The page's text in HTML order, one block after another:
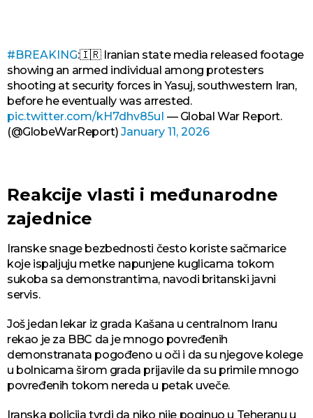
#BREAKING:🇮🇷 Iranian state media released footage
showing an armed individual among protesters
shooting at security forces in Yasuj, southwestern Iran,
before he eventually was arrested.
pic.twitter.com/kH7dhv85uI — Global War Report.
(@GlobeWarReport) January 11, 2026
Reakcije vlasti i međunarodne
zajednice
Iranske snage bezbednosti često koriste sačmarice
koje ispaljuju metke napunjene kuglicama tokom
sukoba sa demonstrantima, navodi britanski javni
servis.
Još jedan lekar iz grada Kašana u centralnom Iranu
rekao je za BBC da je mnogo povređenih
demonstranata pogođeno u oči i da su njegove kolege
u bolnicama širom grada prijavile da su primile mnogo
povređenih tokom nereda u petak uveče.
Iranska policija tvrdi da niko nije poginuo u Teheranu u